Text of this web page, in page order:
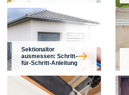
Sektionaltor
ausmessen: Schritt-
für-Schritt-Anleitung